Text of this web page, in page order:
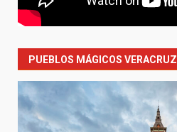
PUEBLOS MÁGICOS VERACRUZ